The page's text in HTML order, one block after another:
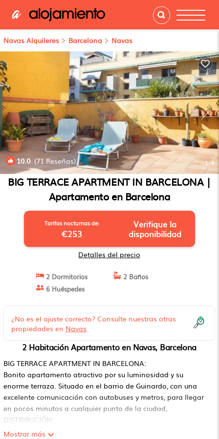
Navas Alquileres Barcelona Navas
10.0(71 Reseñas) 1/4
BIG TERRACE APARTMENT IN BARCELONA |
Apartamento en Barcelona
Tarifas nocturnas de:
€253
Verifique la
disponibilidad
Detalles del precio
2 Dormitorios
2 Baños
6 Huéspedes
¿No es el ajuste correcto? Consulte nuestras otras
propiedades en Navas
2 Habitación Apartamento en Navas, Barcelona
BIG TERRACE APARTMENT IN BARCELONA:
Bonito apartamento atractivo por su luminosidad y su
enorme terraza. Situado en el barrio de Guinardo, con una
excelente comunicación con autobuses y metros, para llegar
en pocos minutos a cualquier punto de la ciudad,
DISTRIBUCIÓN:
El apartamento con wi-fi incluido en el precio, tiene 2
Mostrar más